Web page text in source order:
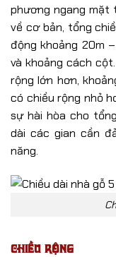
phương ngang mặt
về cơ bản, tổng
động khoảng 20m
và khoảng cách
rộng lớn hơn,
có chiều rộng nhỏ
sự hài hòa cho
dài các gian cần
năng.
Chiều rộng